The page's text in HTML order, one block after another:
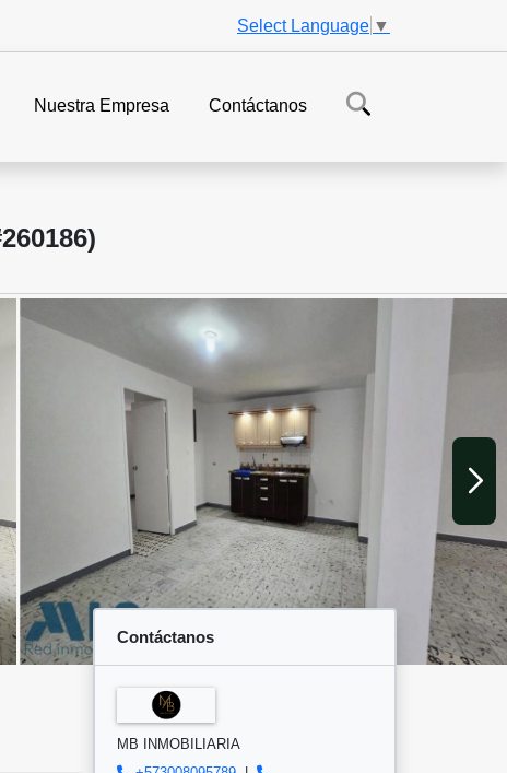
Select Language ▼
Nuestra Empresa Contáctanos
Contáctanos
MB INMOBILIARIA